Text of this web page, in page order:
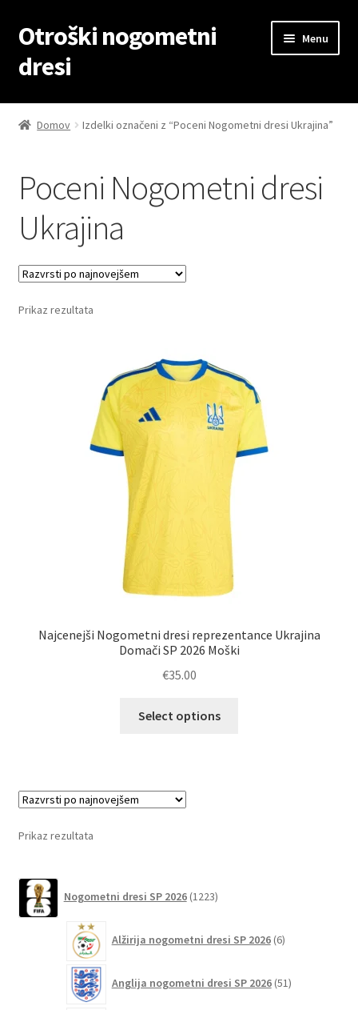
Skip
to
navigation
Skip
to
content
Otroški nogometni
dresi
Menu
Domov
Kontaktiraj nas
Košarica
Moj račun
Trgovina
Domov Izdelki označeni z “Poceni Nogometni dresi Ukrajina”
Poceni Nogometni dresi
Ukrajina
Prikaz rezultata
Najcenejši Nogometni dresi reprezentance Ukrajina
Domači SP 2026 Moški
€35.00
Select options
Prikaz rezultata
Nogometni dresi SP 2026 1223izdelkov
Alžirija nogometni dresi SP 2026 6izdelkov
Anglija nogometni dresi SP 2026 51izdelkov